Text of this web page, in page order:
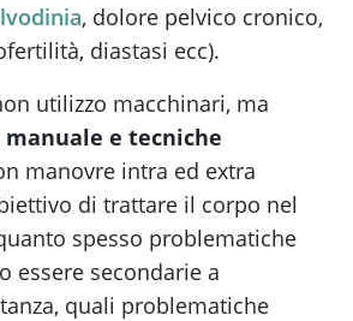
, dolore pelvico cronico,
diastasi ecc).
utilizzo macchinari, ma
e tecniche
manovre intra ed extra
di trattare il corpo nel
spesso problematiche
essere secondarie a
quali problematiche